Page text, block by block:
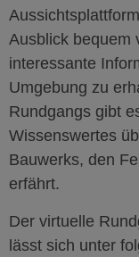
Ausblick bequem
interessante
Umgebung zu
Rundgangs gibt
Wissenswertes
Bauwerks, den
erfährt.
Der virtuelle
lässt sich unter